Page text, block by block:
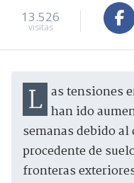
13.526
visitas
Las tensiones entre Bielorrusia y Polonia han ido
semanas debido
procedente de
fronteras